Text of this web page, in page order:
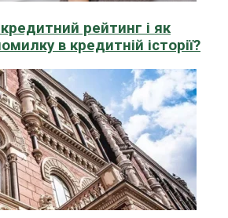
рейтинг і як
в кредитній історії?